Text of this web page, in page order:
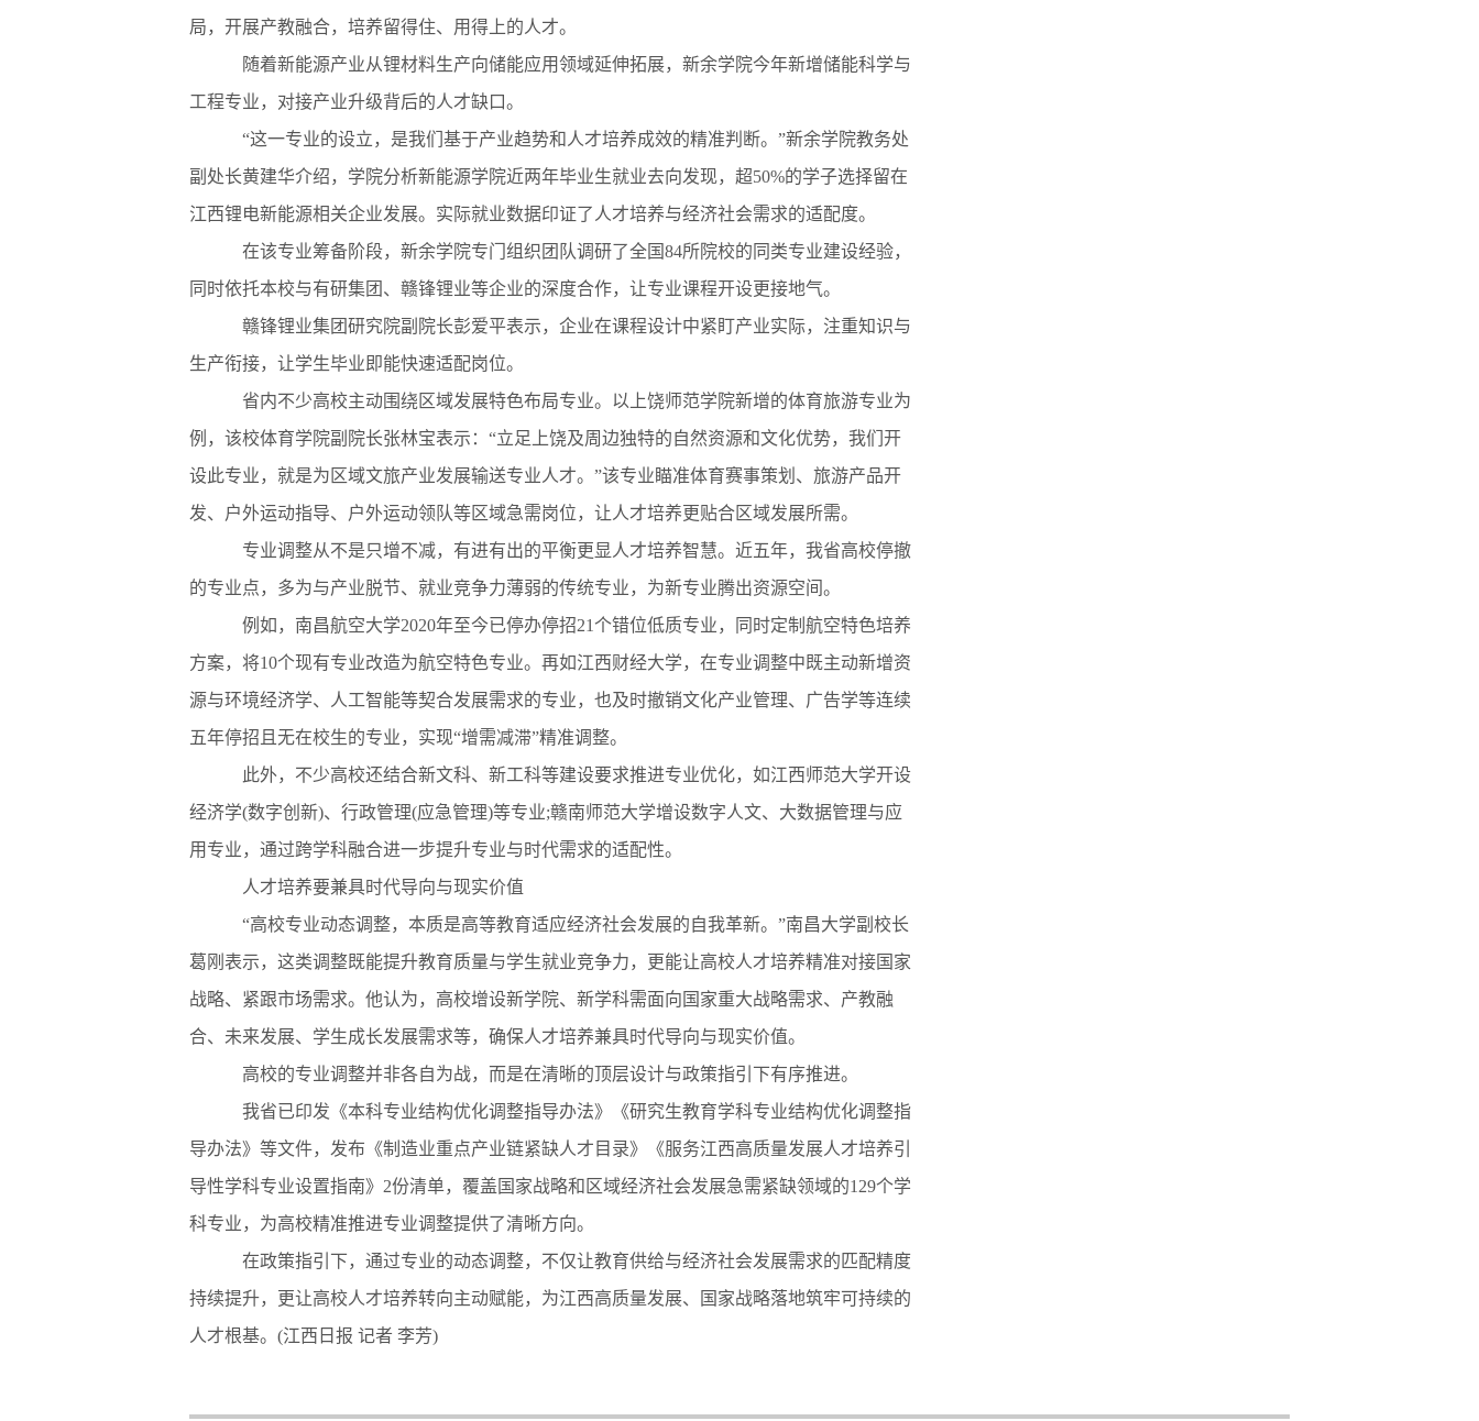
局，开展产教融合，培养留得住、用得上的人才。
随着新能源产业从锂材料生产向储能应用领域延伸拓展，新余学院今年新增储能科学与
工程专业，对接产业升级背后的人才缺口。
“这一专业的设立，是我们基于产业趋势和人才培养成效的精准判断。”新余学院教务处
副处长黄建华介绍，学院分析新能源学院近两年毕业生就业去向发现，超50%的学子选择留在
江西锂电新能源相关企业发展。实际就业数据印证了人才培养与经济社会需求的适配度。
在该专业筹备阶段，新余学院专门组织团队调研了全国84所院校的同类专业建设经验，
同时依托本校与有研集团、赣锋锂业等企业的深度合作，让专业课程开设更接地气。
赣锋锂业集团研究院副院长彭爱平表示，企业在课程设计中紧盯产业实际，注重知识与
生产衔接，让学生毕业即能快速适配岗位。
省内不少高校主动围绕区域发展特色布局专业。以上饶师范学院新增的体育旅游专业为
例，该校体育学院副院长张林宝表示：“立足上饶及周边独特的自然资源和文化优势，我们开
设此专业，就是为区域文旅产业发展输送专业人才。”该专业瞄准体育赛事策划、旅游产品开
发、户外运动指导、户外运动领队等区域急需岗位，让人才培养更贴合区域发展所需。
专业调整从不是只增不减，有进有出的平衡更显人才培养智慧。近五年，我省高校停撤
的专业点，多为与产业脱节、就业竞争力薄弱的传统专业，为新专业腾出资源空间。
例如，南昌航空大学2020年至今已停办停招21个错位低质专业，同时定制航空特色培养
方案，将10个现有专业改造为航空特色专业。再如江西财经大学，在专业调整中既主动新增资
源与环境经济学、人工智能等契合发展需求的专业，也及时撤销文化产业管理、广告学等连续
五年停招且无在校生的专业，实现“增需减滞”精准调整。
此外，不少高校还结合新文科、新工科等建设要求推进专业优化，如江西师范大学开设
经济学(数字创新)、行政管理(应急管理)等专业;赣南师范大学增设数字人文、大数据管理与应
用专业，通过跨学科融合进一步提升专业与时代需求的适配性。
人才培养要兼具时代导向与现实价值
“高校专业动态调整，本质是高等教育适应经济社会发展的自我革新。”南昌大学副校长
葛刚表示，这类调整既能提升教育质量与学生就业竞争力，更能让高校人才培养精准对接国家
战略、紧跟市场需求。他认为，高校增设新学院、新学科需面向国家重大战略需求、产教融
合、未来发展、学生成长发展需求等，确保人才培养兼具时代导向与现实价值。
高校的专业调整并非各自为战，而是在清晰的顶层设计与政策指引下有序推进。
我省已印发《本科专业结构优化调整指导办法》《研究生教育学科专业结构优化调整指
导办法》等文件，发布《制造业重点产业链紧缺人才目录》《服务江西高质量发展人才培养引
导性学科专业设置指南》2份清单，覆盖国家战略和区域经济社会发展急需紧缺领域的129个学
科专业，为高校精准推进专业调整提供了清晰方向。
在政策指引下，通过专业的动态调整，不仅让教育供给与经济社会发展需求的匹配精度
持续提升，更让高校人才培养转向主动赋能，为江西高质量发展、国家战略落地筑牢可持续的
人才根基。(江西日报 记者 李芳)